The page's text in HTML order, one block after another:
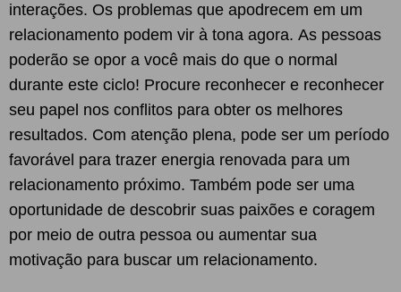
interações. Os problemas que apodrecem em um
relacionamento podem vir à tona agora. As pessoas
poderão se opor a você mais do que o normal
durante este ciclo! Procure reconhecer e reconhecer
seu papel nos conflitos para obter os melhores
resultados. Com atenção plena, pode ser um período
favorável para trazer energia renovada para um
relacionamento próximo. Também pode ser uma
oportunidade de descobrir suas paixões e coragem
por meio de outra pessoa ou aumentar sua
motivação para buscar um relacionamento.